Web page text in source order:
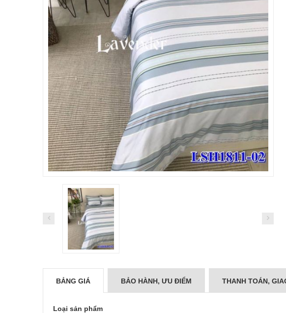
BẢNG GIÁ BẢO HÀNH, ƯU ĐIỂM THANH TOÁN,
Loại sản phẩm